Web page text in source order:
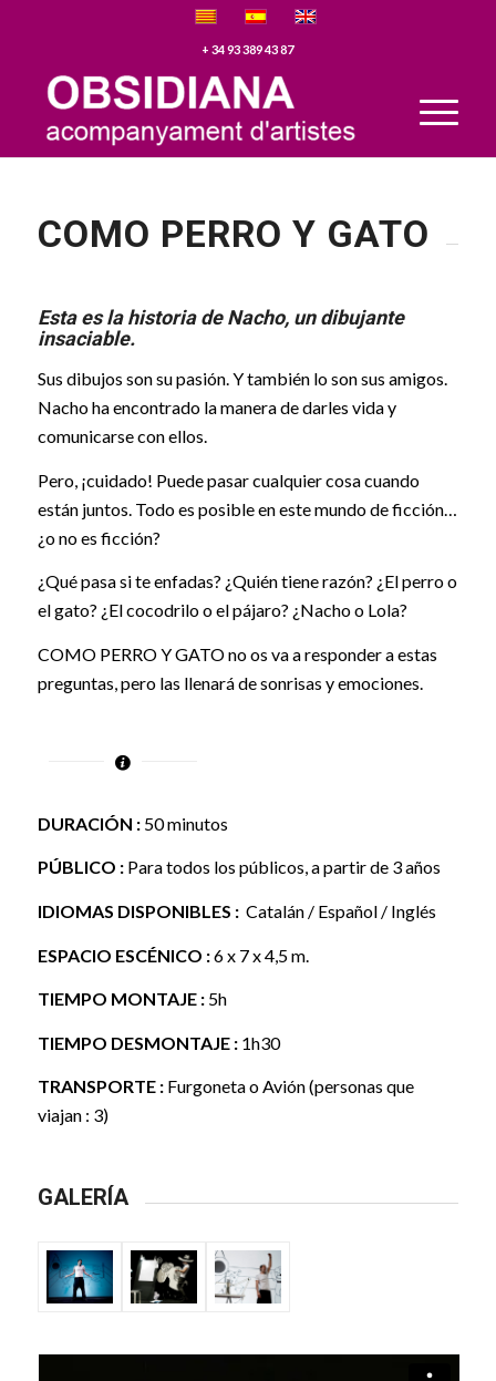
+ 34 93 389 43 87
COMO PERRO Y GATO
Esta es la historia de Nacho, un dibujante
insaciable.
Sus dibujos son su pasión. Y también lo son sus amigos.
Nacho ha encontrado la manera de darles vida y
comunicarse con ellos.
Pero, ¡cuidado! Puede pasar cualquier cosa cuando
están juntos. Todo es posible en este mundo de ficción…
¿o no es ficción?
¿Qué pasa si te enfadas? ¿Quién tiene razón? ¿El perro o
el gato? ¿El cocodrilo o el pájaro? ¿Nacho o Lola?
COMO PERRO Y GATO no os va a responder a estas
preguntas, pero las llenará de sonrisas y emociones.
DURACIÓN : 50 minutos
PÚBLICO : Para todos los públicos, a partir de 3 años
IDIOMAS DISPONIBLES : Catalán / Español / Inglés
ESPACIO ESCÉNICO :6 x 7 x 4,5 m.
TIEMPO MONTAJE :5h
TIEMPO DESMONTAJE : 1h30
TRANSPORTE :Furgoneta o Avión (personas que
viajan : 3)
GALERÍA